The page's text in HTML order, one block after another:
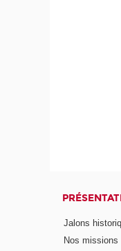
Jalons
Nos missions